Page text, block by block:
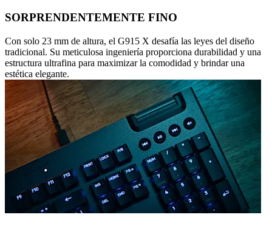
SORPRENDENTEMENTE FINO
Con solo 23 mm de altura, el G915 X desafía las leyes del diseño
tradicional. Su meticulosa ingeniería proporciona durabilidad y una
estructura ultrafina para maximizar la comodidad y brindar una
estética elegante.